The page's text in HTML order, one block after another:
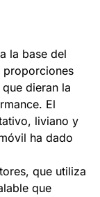
la base del
dieran la
El
liviano y
ha dado
que utiliza
que